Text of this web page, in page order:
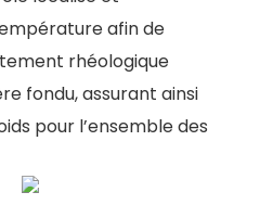
afin de
rhéologique
fondu, assurant ainsi
pour l’ensemble des